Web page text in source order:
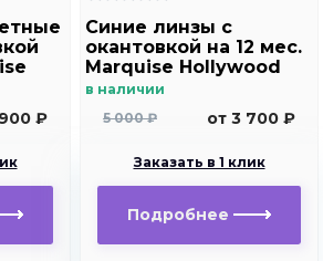
₽
Синие линзы c
окантовкой на 12 мес.
Marquise Hollywood
blue m2
в наличии
5 000 ₽
от 3 700 ₽
Заказать в 1 клик
Подробнее